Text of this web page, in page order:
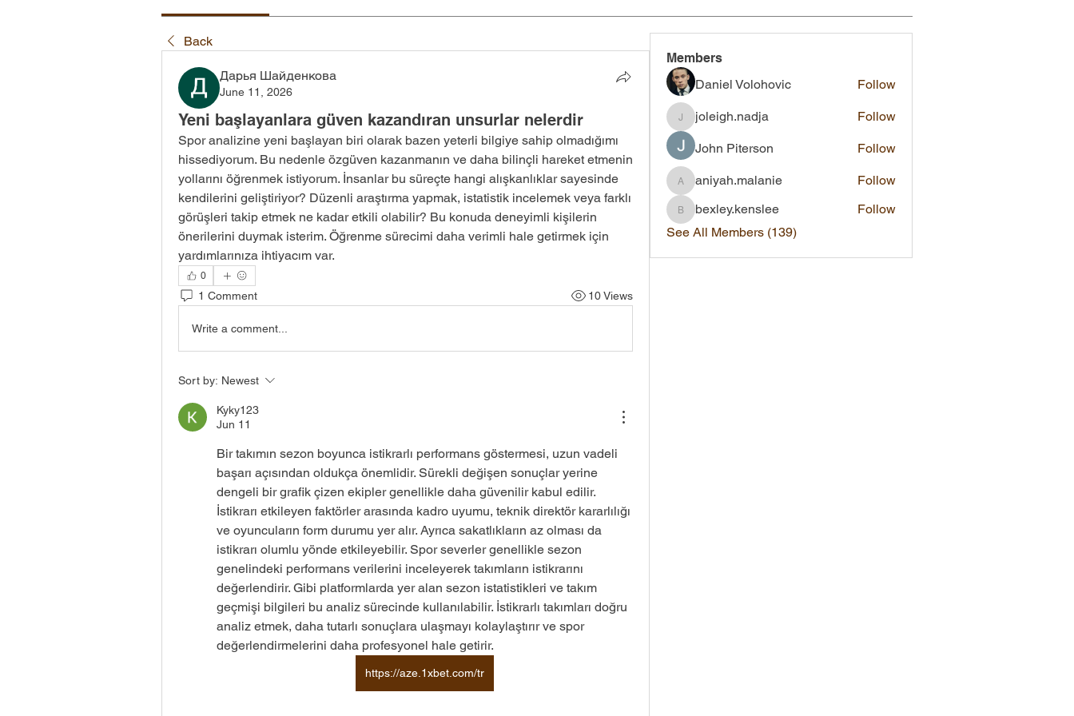
Back
Дарья Шайденкова
June 11, 2026
Yeni başlayanlara güven kazandıran unsurlar nelerdir
Spor analizine yeni başlayan biri olarak bazen yeterli bilgiye sahip olmadığımı
hissediyorum. Bu nedenle özgüven kazanmanın ve daha bilinçli hareket etmenin
yollarını öğrenmek istiyorum. İnsanlar bu süreçte hangi alışkanlıklar sayesinde
kendilerini geliştiriyor? Düzenli araştırma yapmak, istatistik incelemek veya farklı
görüşleri takip etmek ne kadar etkili olabilir? Bu konuda deneyimli kişilerin
önerilerini duymak isterim. Öğrenme sürecimi daha verimli hale getirmek için
yardımlarınıza ihtiyacım var.
0
1 Comment 10 Views
Write a comment...
Sort by: Newest
Kyky123
Jun 11
Bir takımın sezon boyunca istikrarlı performans göstermesi, uzun vadeli
başarı açısından oldukça önemlidir. Sürekli değişen sonuçlar yerine
dengeli bir grafik çizen ekipler genellikle daha güvenilir kabul edilir.
İstikrarı etkileyen faktörler arasında kadro uyumu, teknik direktör kararlılığı
ve oyuncuların form durumu yer alır. Ayrıca sakatlıkların az olması da
istikrarı olumlu yönde etkileyebilir. Spor severler genellikle sezon
genelindeki performans verilerini inceleyerek takımların istikrarını
değerlendirir. Gibi platformlarda yer alan sezon istatistikleri ve takım
geçmişi bilgileri bu analiz sürecinde kullanılabilir. İstikrarlı takımları doğru
analiz etmek, daha tutarlı sonuçlara ulaşmayı kolaylaştırır ve spor
değerlendirmelerini daha profesyonel hale getirir.
https://aze.1xbet.com/tr
Members
Daniel Volohovic
Follow
joleigh.nadja
joleigh.nadja Follow
John Piterson Follow
aniyah.malanie
aniyah.malanie Follow
bexley.kenslee
bexley.kenslee
Follow
See All Members (139)